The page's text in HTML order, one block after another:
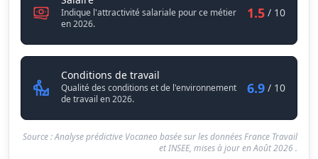
Indique l'attractivité salariale pour ce métier
en 2026.
1.5 / 10
Conditions de travail
Qualité des conditions et de l'environnement
de travail en 2026.
6.9 / 10
Source : Analyse prédictive Vocaneo basée sur les données France Travail
et INSEE, mises à jour enAoût 2026.